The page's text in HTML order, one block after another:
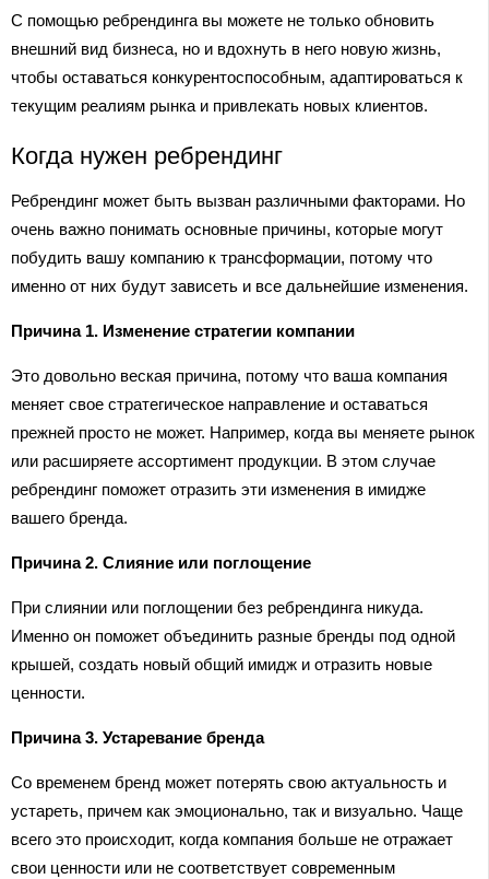
С помощью ребрендинга вы можете не только обновить
внешний вид бизнеса, но и вдохнуть в него новую жизнь,
чтобы оставаться конкурентоспособным, адаптироваться к
текущим реалиям рынка и привлекать новых клиентов.
Когда нужен ребрендинг
Ребрендинг может быть вызван различными факторами. Но
очень важно понимать основные причины, которые могут
побудить вашу компанию к трансформации, потому что
именно от них будут зависеть и все дальнейшие изменения.
Причина 1. Изменение стратегии компании
Это довольно веская причина, потому что ваша компания
меняет свое стратегическое направление и оставаться
прежней просто не может. Например, когда вы меняете рынок
или расширяете ассортимент продукции. В этом случае
ребрендинг поможет отразить эти изменения в имидже
вашего бренда.
Причина 2. Слияние или поглощение
При слиянии или поглощении без ребрендинга никуда.
Именно он поможет объединить разные бренды под одной
крышей, создать новый общий имидж и отразить новые
ценности.
Причина 3. Устаревание бренда
Со временем бренд может потерять свою актуальность и
устареть, причем как эмоционально, так и визуально. Чаще
всего это происходит, когда компания больше не отражает
свои ценности или не соответствует современным